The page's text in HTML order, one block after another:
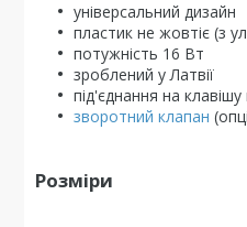
універсальний дизайн
пластик не жовтіє (з
потужність 16 Вт
зроблений у Латвії
під'єднання на
зворотний клапан
Розміри